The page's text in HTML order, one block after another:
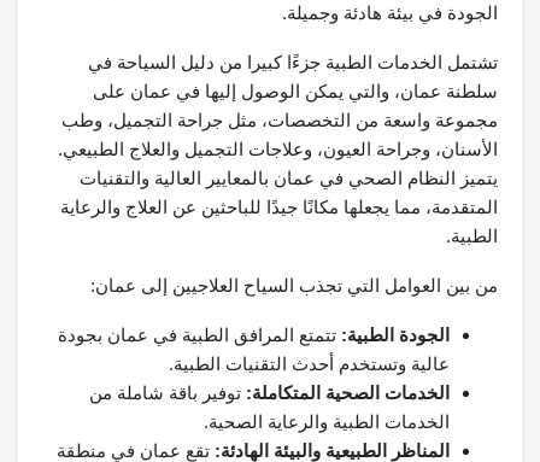
الجودة في بيئة هادئة وجميلة.
تشتمل الخدمات الطبية جزءًا كبيرا من دليل السياحة في
سلطنة عمان، والتي يمكن الوصول إليها في عمان على
مجموعة واسعة من التخصصات، مثل جراحة التجميل، وطب
الأسنان، وجراحة العيون، وعلاجات التجميل والعلاج الطبيعي.
يتميز النظام الصحي في عمان بالمعايير العالية والتقنيات
المتقدمة، مما يجعلها مكانًا جيدًا للباحثين عن العلاج والرعاية
الطبية.
من بين العوامل التي تجذب السياح العلاجيين إلى عمان:
الجودة الطبية: تتمتع المرافق الطبية في عمان بجودة
عالية وتستخدم أحدث التقنيات الطبية.
الخدمات الصحية المتكاملة: توفير باقة شاملة من
الخدمات الطبية والرعاية الصحية.
المناظر الطبيعية والبيئة الهادئة: تقع عمان في منطقة